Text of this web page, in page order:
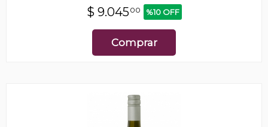
$ 9.04500 %10 OFF
Comprar